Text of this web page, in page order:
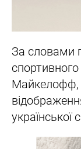
За словами
Майкелофф,
української